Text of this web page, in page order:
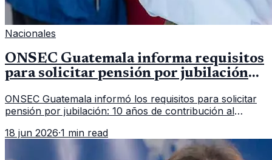
Nacionales
ONSEC Guatemala informa requisitos
para solicitar pensión por jubilación
ONSEC Guatemala informó los requisitos para solicitar
pensión por jubilación: 10 años de contribución al
importar edad.
18 jun 2026·1 min read